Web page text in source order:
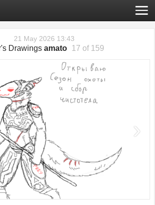
21 May 2026 13:43
Drawingsamato 17 of 159
›